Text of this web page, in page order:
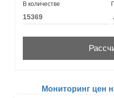
В количестве
Мониторинг цен